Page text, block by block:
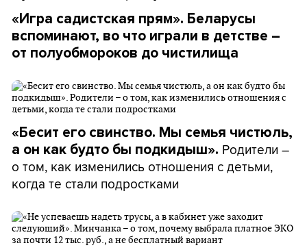
«Игра садистская прям». Беларусы
вспоминают, во что играли в детстве –
от полуобмороков до чистилища
«Бесит его свинство. Мы семья чистюль,
а он как будто бы подкидыш». Родители –
о том, как изменились отношения с детьми,
когда те стали подростками